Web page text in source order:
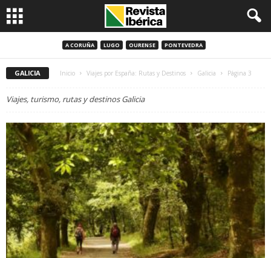
A CORUÑA LUGO OURENSE PONTEVEDRA
GALICIA Inicio Viajes por España: Rutas y Destinos Galicia Página 3
Viajes, turismo, rutas y destinos Galicia